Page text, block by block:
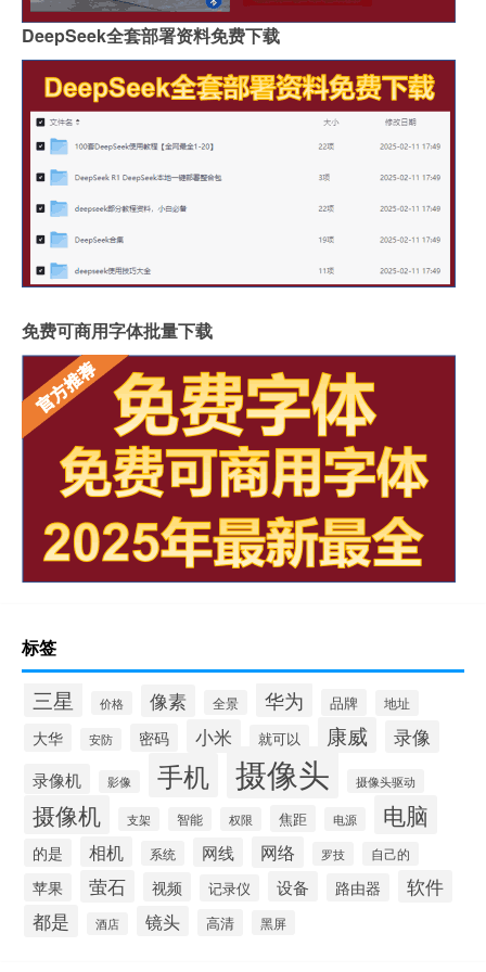
DeepSeek全套部署资料免费下载
免费可商用字体批量下载
标签
三星 价格 像素 全景 华为 品牌 地址
大华 安防 密码 小米 就可以 康威 录像
录像机 影像 手机 摄像头 摄像头驱动
摄像机 支架 智能 权限 焦距 电源 电脑
的是 相机 系统 网线 网络 罗技 自己的
苹果 萤石 视频 记录仪 设备 路由器
软件
都是
酒店 镜头 高清 黑屏